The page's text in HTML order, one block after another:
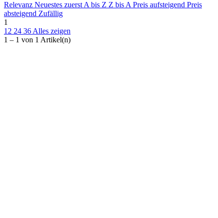
Alle Filter entfernen
Hersteller
Karl H Bartels GmbH
Relevanz Neuestes zuerstA bis Z Z bis APreis aufsteigend Preis
absteigend Zufällig
1
12 24 36Alles zeigen
1 – 1 von 1 Artikel(n)